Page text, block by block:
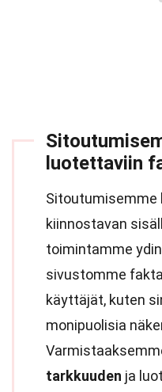
luotettaviin
Sitoutumisemme
kiinnostavan
toimintamme
sivustomme
käyttäjät, kuten
monipuolisia
tarkkuuden ja